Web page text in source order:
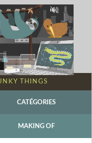
THINGS
CATÉGORIES
MAKING OF